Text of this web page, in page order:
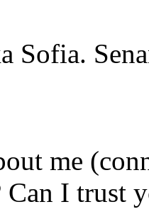
Sofia.
me
Can I trust